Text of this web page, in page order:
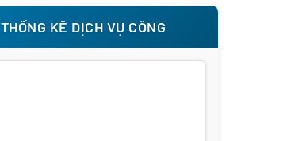
THỐNG KÊ DỊCH VỤ CÔNG